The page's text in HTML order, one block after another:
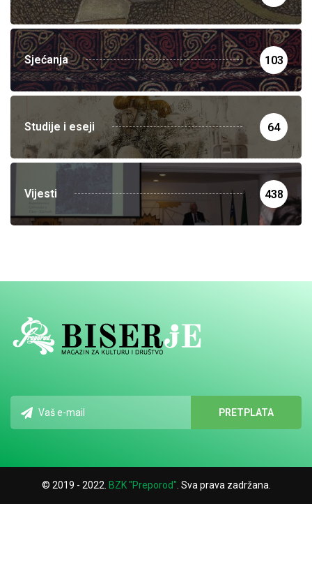
Sjećanja 103
Studije i eseji 64
Vijesti 438
© 2019 - 2022. BZK "Preporod" . Sva prava zadržana.